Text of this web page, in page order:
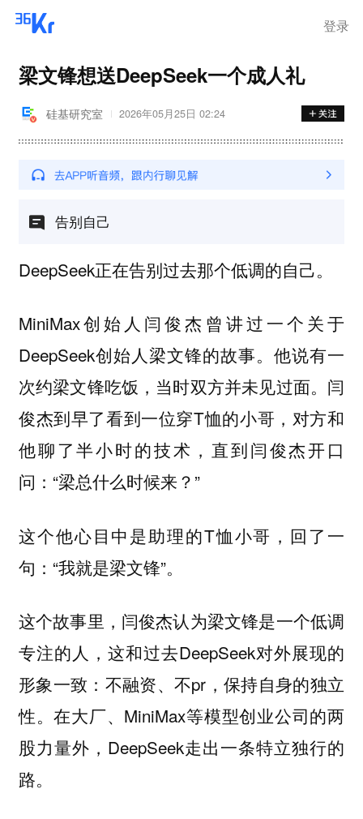
登录
梁文锋想送DeepSeek一个成人礼
硅基研究室 2026年05月25日 02:24
告别自己
DeepSeek正在告别过去那个低调的自己。
MiniMax创始人闫俊杰曾讲过一个关于
DeepSeek创始人梁文锋的故事。他说有一
次约梁文锋吃饭，当时双方并未见过面。闫
俊杰到早了看到一位穿T恤的小哥，对方和
他聊了半小时的技术，直到闫俊杰开口
问：“梁总什么时候来？”
这个他心目中是助理的T恤小哥，回了一
句：“我就是梁文锋”。
这个故事里，闫俊杰认为梁文锋是一个低调
专注的人，这和过去DeepSeek对外展现的
形象一致：不融资、不pr，保持自身的独立
性。在大厂、MiniMax等模型创业公司的两
股力量外，DeepSeek走出一条特立独行的
路。